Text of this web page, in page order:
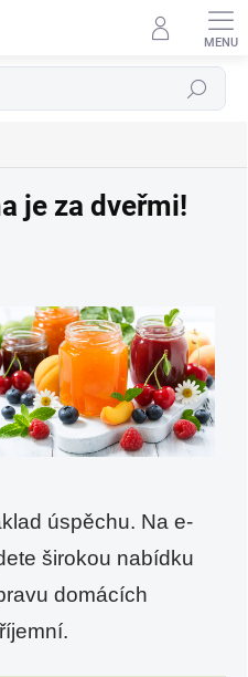
Hledat
je za dveřmi!
úspěchu. Na e-
širokou nabídku
domácích